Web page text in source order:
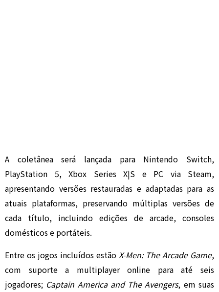
A coletânea será lançada para Nintendo Switch,
PlayStation 5, Xbox Series X|S e PC via Steam,
apresentando versões restauradas e adaptadas para as
atuais plataformas, preservando múltiplas versões de
cada título, incluindo edições de arcade, consoles
domésticos e portáteis.
Entre os jogos incluídos estão X-Men: The Arcade Game,
com suporte a multiplayer online para até seis
jogadores; Captain America and The Avengers, em suas